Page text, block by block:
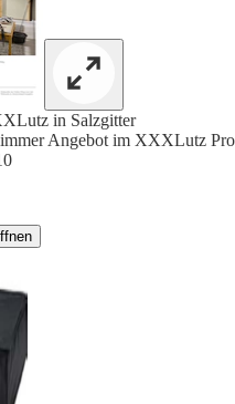
in Salzgitter
Angebot im XXXLutz